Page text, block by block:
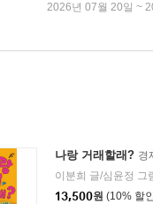
2026년 07월 20일 ~
나랑 거래할래? 경
이분희 글/심윤정 그
13,500원 (10% 할